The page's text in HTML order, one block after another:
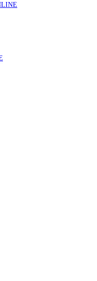
ficar sem médico de
cancro do pulmão são
com enfarte
linha no cancro da
psicólogo e